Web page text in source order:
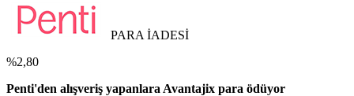
PARA İADESİ
%2,80
Penti'den alışveriş yapanlara Avantajix para ödüyor